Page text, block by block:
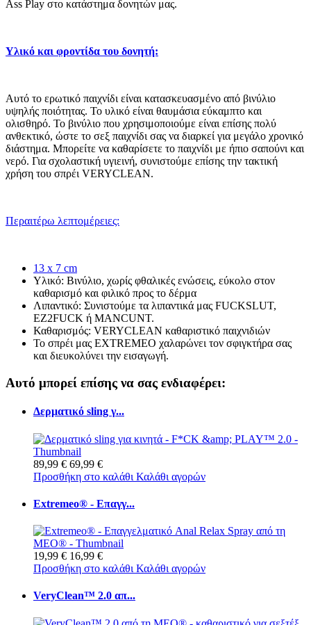
Ass Play στο κατάστημα δονητών μας.
Υλικό και φροντίδα του δονητή:
Αυτό το ερωτικό παιχνίδι είναι κατασκευασμένο από βινύλιο
υψηλής ποιότητας. Το υλικό είναι θαυμάσια εύκαμπτο και
ολισθηρό. Το βινύλιο που χρησιμοποιούμε είναι επίσης πολύ
ανθεκτικό, ώστε το σεξ παιχνίδι σας να διαρκεί για μεγάλο χρονικό
διάστημα. Μπορείτε να καθαρίσετε το παιχνίδι με ήπιο σαπούνι και
νερό. Για σχολαστική υγιεινή, συνιστούμε επίσης την τακτική
χρήση του σπρέι VERYCLEAN.
Περαιτέρω λεπτομέρειες:
13 x 7 cm
Υλικό: Βινύλιο, χωρίς φθαλικές ενώσεις, εύκολο στον
καθαρισμό και φιλικό προς το δέρμα
Λιπαντικό: Συνιστούμε τα λιπαντικά μας FUCKSLUT,
EZ2FUCK ή MANCUNT.
Καθαρισμός: VERYCLEAN καθαριστικό παιχνιδιών
Το σπρέι μας EXTREMEO χαλαρώνει τον σφιγκτήρα σας
και διευκολύνει την εισαγωγή.
Αυτό μπορεί επίσης να σας ενδιαφέρει:
Δερματικό sling γ...
89,99 € 69,99 €
Προσθήκη στο καλάθι Καλάθι αγορών
Extremeo® - Επαγγ...
19,99 € 16,99 €
Προσθήκη στο καλάθι Καλάθι αγορών
VeryClean™ 2.0 απ...